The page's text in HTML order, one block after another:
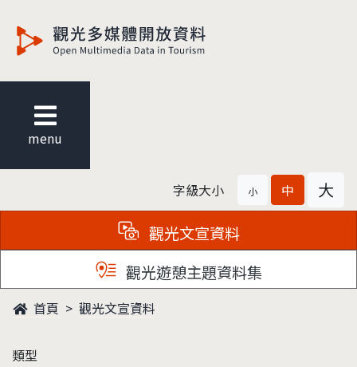
menu
字級大小 小 中 大
觀光文宣資料
觀光遊憩主題資料集
首頁 觀光文宣資料
類型